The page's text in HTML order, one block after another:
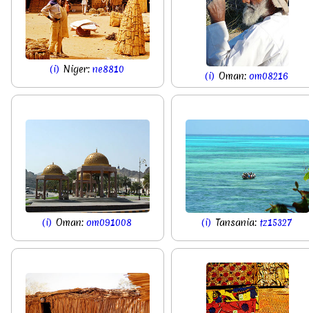
(i) Niger: ne8810
(i) Oman: om08216
(i) Oman: om091008 (i) Tansania: tz15327